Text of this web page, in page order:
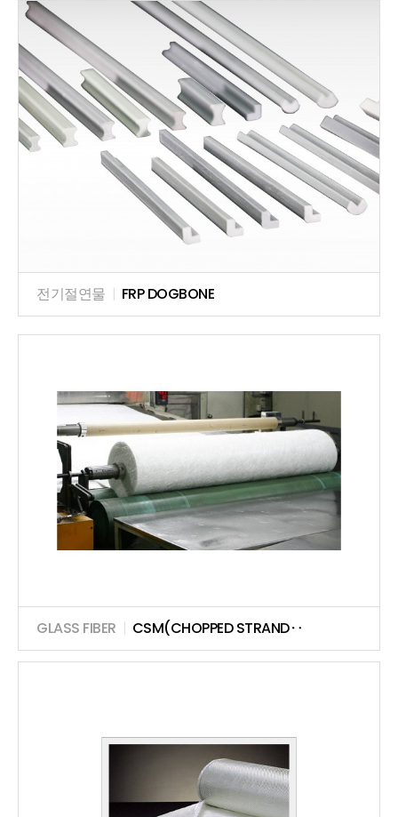
전기절연물 | FRP DOGBONE
GLASS FIBER | CSM(CHOPPED STRAND‥